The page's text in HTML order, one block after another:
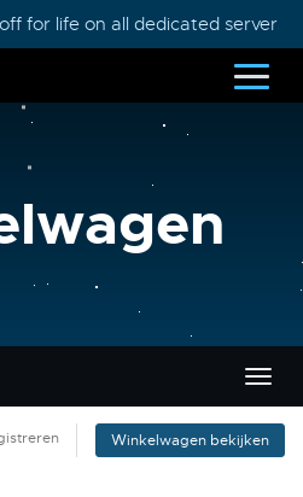
off for life on all dedicated servers
in-/
Winkelwagen bekijken